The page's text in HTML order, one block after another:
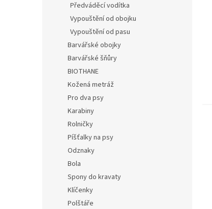
Předváděcí vodítka
Vypouštění od obojku
Vypouštění od pasu
Barvářské obojky
Barvářské šňůry
BIOTHANE
Kožená metráž
Pro dva psy
Karabiny
Rolničky
Píšťalky na psy
Odznaky
Bola
Spony do kravaty
Klíčenky
Polštáře